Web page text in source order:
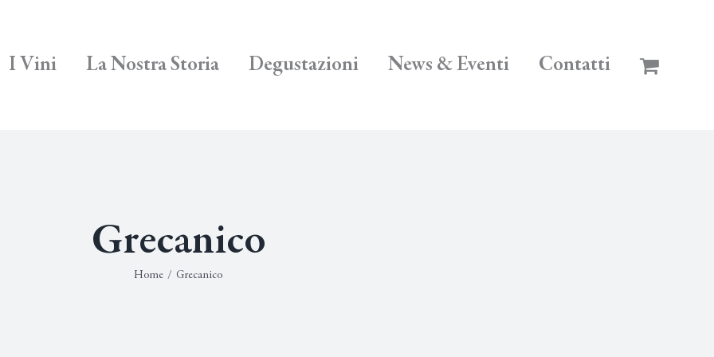
I Vini La Nostra Storia Degustazioni News & Eventi Contatti
Grecanico
Home / Grecanico